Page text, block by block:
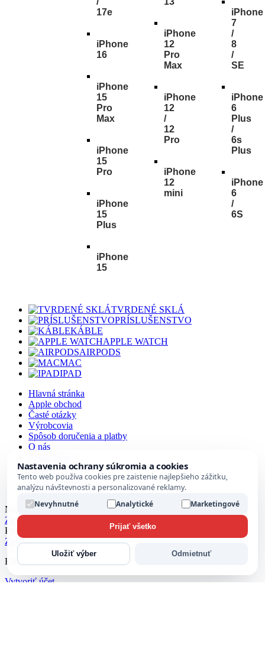
17e
iPhone
16
iPhone
15
Pro
Max
iPhone
15
Pro
iPhone
15
Plus
iPhone
15
iPhone
12
Pro
Max
iPhone
12
/
12
Pro
iPhone
12
mini
iPhone
7
/
8
/
SE
iPhone
6
Plus
/
6s
Plus
iPhone
6
/
6S
TVRDENÉ SKLÁ
PRÍSLUŠENSTVO
KÁBLE
APPLE WATCH
AIRPODS
MAC
IPAD
Hlavná stránka
Apple obchod
Časté otázky
Výrobcovia
Spôsob doručenia a platby
O nás
Kontaktujte nás
Veľkoobchod a spolupráca
Prihlásenie / registrácia
Nákupný košík
Zavrieť
Prihlásiť sa
Zavrieť
Ešte nemáte účet?
Vytvoriť účet
Nastavenia ochrany súkromia a cookies
Tento web používa cookies pre zaistenie najlepšieho zážitku,
analýzu návštevnosti a personalizované reklamy.
Nevyhnutné
Analytické Marketingové
Prijať všetko
Odmietnuť
Uložiť výber